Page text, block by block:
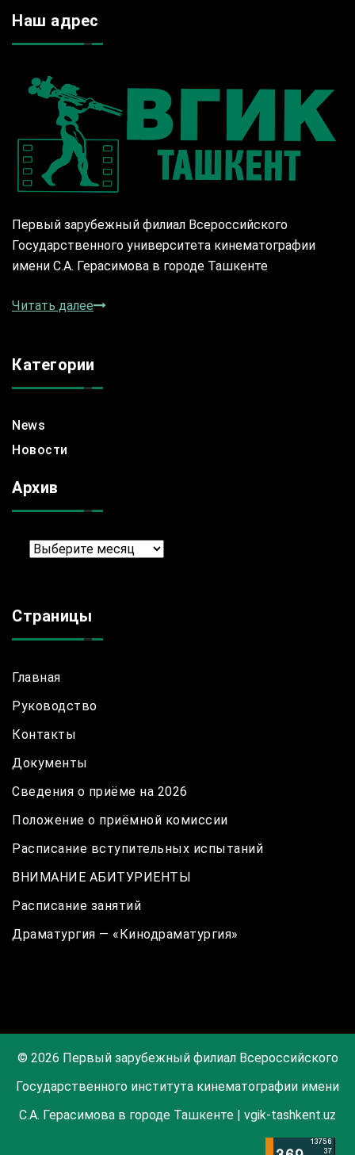
Наш адрес
Первый зарубежный филиал Всероссийского
Государственного университета кинематографии
имени С.А. Герасимова в городе Ташкенте
Читать далее
Категории
News
Новости
Архив
Архив
Страницы
Главная
Руководство
Контакты
Документы
Сведения о приёме на 2026
Положение о приёмной комиссии
Расписание вступительных испытаний
ВНИМАНИЕ АБИТУРИЕНТЫ
Расписание занятий
Драматургия — «Кинодраматургия»
© 2026 Первый зарубежный филиал Всероссийского
Государственного института кинематографии имени
С.А. Герасимова в городе Ташкенте | vgik-tashkent.uz